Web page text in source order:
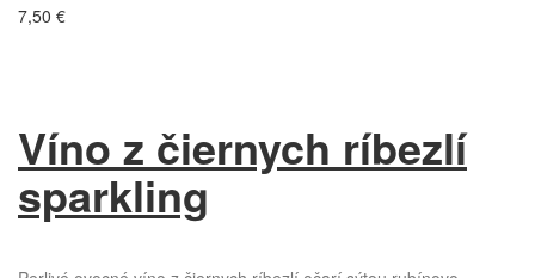
7,50 €
Víno z čiernych ríbezlí
sparkling